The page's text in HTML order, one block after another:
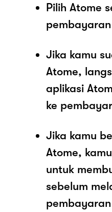
Pilih Atome
Jika kamu
Atome,
aplikasi
ke
Jika kamu
Atome,
untuk
sebelum